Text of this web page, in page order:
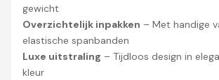
gewicht
Overzichtelijk inpakken – Met handige
elastische spanbanden
Luxe uitstraling – Tijdloos design in
kleur